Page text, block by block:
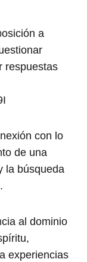
a
respuestas
con lo
de una
la búsqueda
al dominio
experiencias